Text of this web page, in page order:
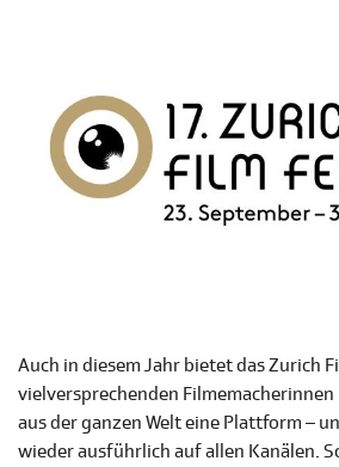
Auch in diesem Jahr bietet das Zurich
vielversprechenden
aus der ganzen Welt eine Plattform –
wieder ausführlich auf allen Kanälen.